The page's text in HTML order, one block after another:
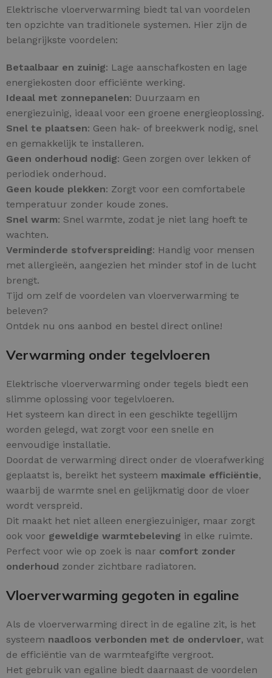
Elektrische vloerverwarming biedt tal van voordelen
ten opzichte van traditionele systemen. Hier zijn de
belangrijkste voordelen:
Betaalbaar en zuinig: Lage aanschafkosten en lage
energiekosten door efficiënte werking.
Ideaal met zonnepanelen: Duurzaam en
energiezuinig, ideaal voor een groene energieoplossing.
Snel te plaatsen: Geen hak- of breekwerk nodig, snel
en gemakkelijk te installeren.
Geen onderhoud nodig: Geen zorgen over lekken of
periodiek onderhoud.
Geen koude plekken: Zorgt voor een comfortabele
temperatuur zonder koude zones.
Snel warm: Snel warmte, zodat je niet lang hoeft te
wachten.
Verminderde stofverspreiding: Handig voor mensen
met allergieën, aangezien het minder stof in de lucht
brengt.
Tijd om zelf de voordelen van vloerverwarming te
beleven?
Ontdek nu ons aanbod en bestel direct online!
Verwarming onder tegelvloeren
Elektrische vloerverwarming onder tegels biedt een
slimme oplossing voor tegelvloeren.
Het systeem kan direct in een geschikte tegellijm
worden gelegd, wat zorgt voor een snelle en
eenvoudige installatie.
Doordat de verwarming direct onder de vloerafwerking
geplaatst is, bereikt het systeem maximale efficiëntie,
waarbij de warmte snel en gelijkmatig door de vloer
wordt verspreid.
Dit maakt het niet alleen energiezuiniger, maar zorgt
ook voor geweldige warmtebeleving in elke ruimte.
Perfect voor wie op zoek is naar comfort zonder
onderhoud zonder zichtbare radiatoren.
Vloerverwarming gegoten in egaline
Als de vloerverwarming direct in de egaline zit, is het
systeem naadloos verbonden met de ondervloer, wat
de efficiëntie van de warmteafgifte vergroot.
Het gebruik van egaline biedt daarnaast de voordelen